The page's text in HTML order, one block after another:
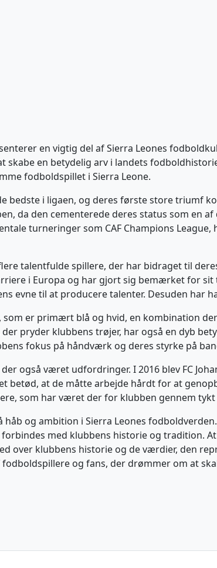
en vigtig del af Sierra Leones
en betydelig arv i landets
fodboldspillet i Sierra Leone.
bedste i ligaen, og deres første store triumf
da den cementerede deres status som en
turneringer som CAF Champions
talentfulde spillere, der har bidraget til
i Europa og har gjort sig bemærket for
evne til at producere talenter. Desuden har
som er primært blå og hvid, en kombination
pryder klubbens trøjer, har også en dyb
fokus på håndværk og deres styrke på
også været udfordringer. I 2016 blev FC
betød, at de måtte arbejde hårdt for at
som har været der for klubben gennem
håb og ambition i Sierra Leones
med klubbens historie og tradition.
over klubbens historie og de værdier, den
og fans, der drømmer om at